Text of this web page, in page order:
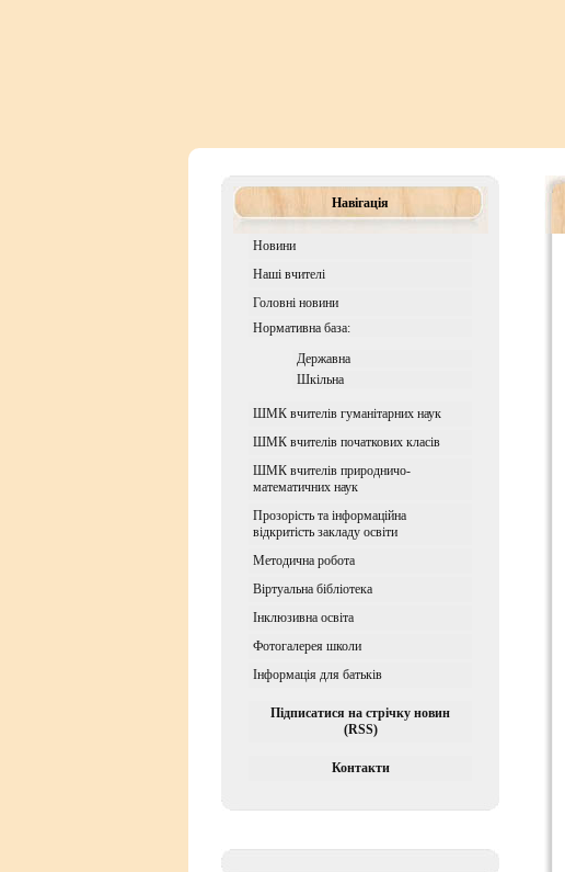
Навігація
Новини
Наші вчителі
Головні новини
Нормативна база:
Державна
Шкiльна
ШМК вчителів гуманітарних наук
ШМК вчителів початкових класів
ШМК вчителів природничо-
математичних наук
Прозорість та інформаційна
відкритість закладу освіти
Методична робота
Віртуальна бібліотека
Iнклюзивна освiта
Фотогалерея школи
Інформація для батьків
Підписатися на стрічку новин
(RSS)
Контакти